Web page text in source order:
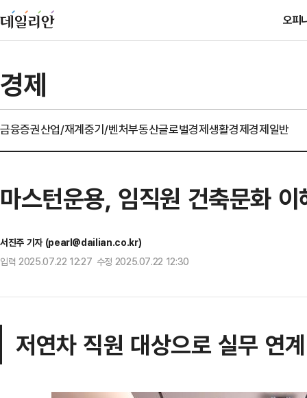
오피
경제
금융증권산업/재계중기/벤처부동산글로벌경제생활경제경제일반
마스턴운용, 임직원 건축문화
서진주 기자 (pearl@dailian.co.kr)
입력 2025.07.22 12:27 수정 2025.07.22 12:30
저연차 직원 대상으로 실무 연